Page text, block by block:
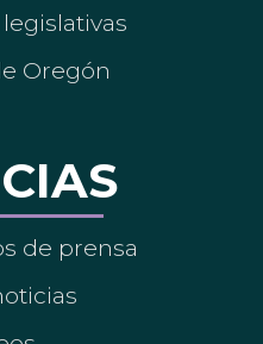
Oregón
de prensa